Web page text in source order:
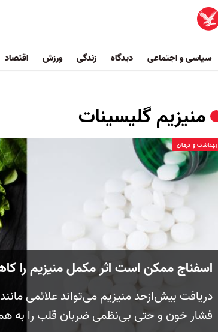
سیاسی و اجتماعی دیدگاه زندگی ورزش اقتصاد
منیزیم گلیسینات
بهداشت و درمان
اسفناج ممکن است اثر مکمل منیزیم را
دریافت بیش‌ازحد منیزیم می‌تواند علائمی
فشار خون و حتی بی‌نظمی ضربان قلب را به‌